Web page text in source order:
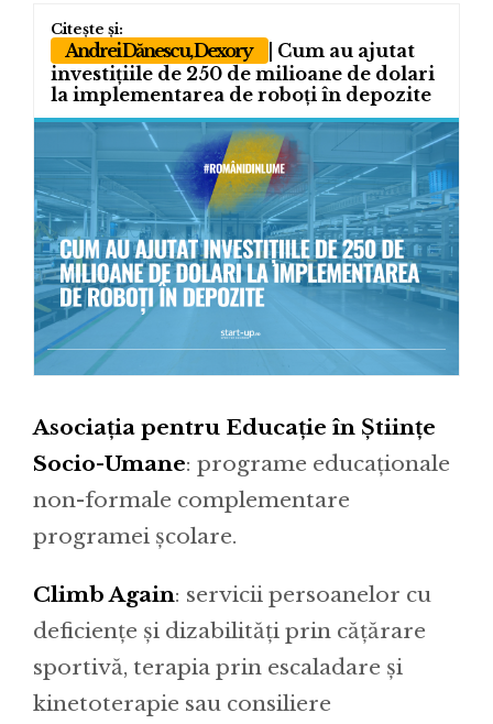
Andrei Dănescu, Dexory
| Cum au ajutat
investițiile de 250 de milioane de dolari
la implementarea de roboți în depozite
Asociația pentru Educație în Științe
Socio-Umane: programe educaționale
non-formale complementare
programei școlare.
Climb Again: servicii persoanelor cu
deficiențe și dizabilități prin cățărare
sportivă, terapia prin escaladare și
kinetoterapie sau consiliere